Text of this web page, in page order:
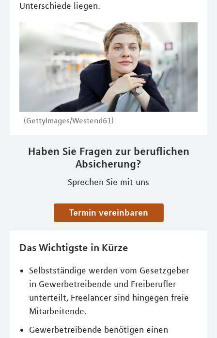
Unterschiede liegen.
(GettyImages/Westend61)
Haben Sie Fragen zur beruflichen
Absicherung?
Sprechen Sie mit uns
Termin vereinbaren
Das Wichtigste in Kürze
Selbstständige werden vom Gesetzgeber
in Gewerbetreibende und Freiberufler
unterteilt, Freelancer sind hingegen freie
Mitarbeitende.
Gewerbetreibende benötigen einen